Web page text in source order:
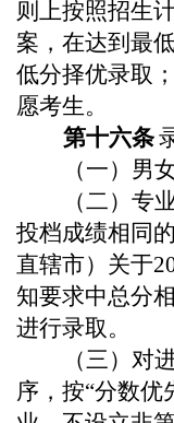
则上按照招生
案， 在达到最
低分择优录取 ；
愿考生。
第十六条
（一）男
（二）专
投档成绩相同
直辖市）关于
知要求中总分
进行录取。
（三 ）对
序，按“分数优